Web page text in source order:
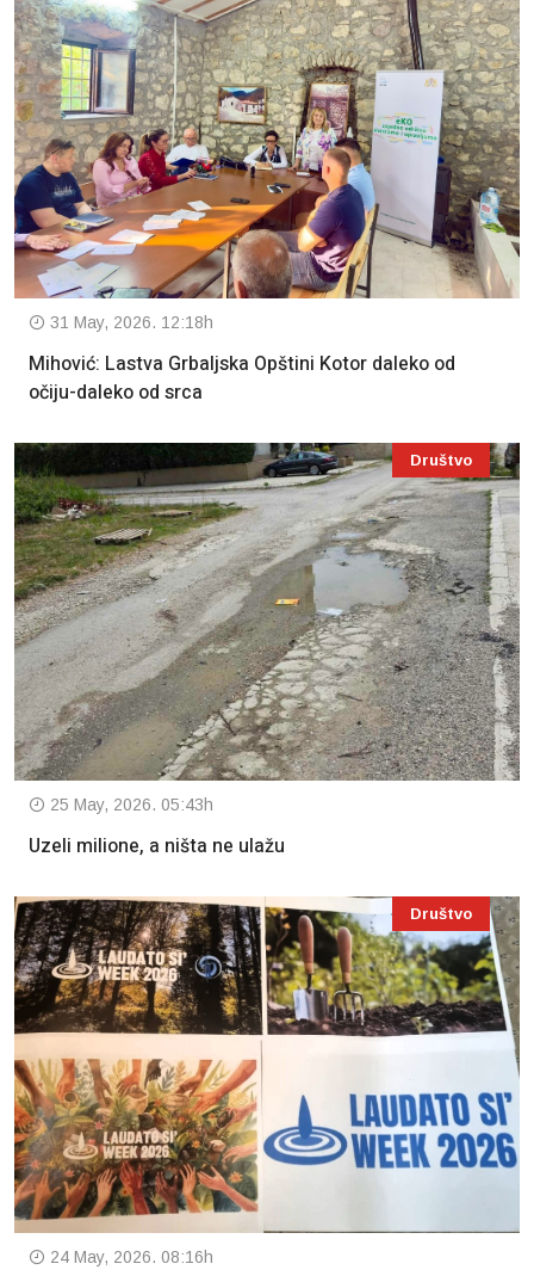
31 May, 2026. 12:18h
Mihović: Lastva Grbaljska Opštini Kotor daleko od
očiju-daleko od srca
Društvo
25 May, 2026. 05:43h
Uzeli milione, a ništa ne ulažu
Društvo
24 May, 2026. 08:16h